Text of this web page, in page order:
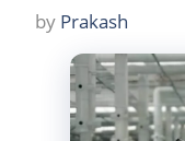
by Prakash